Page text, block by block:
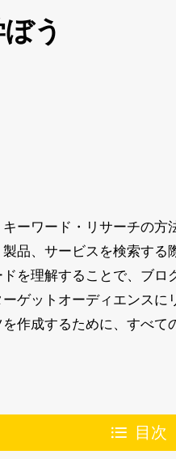
う
ーワード・リサーチの
品、サービスを検索す
を理解することで、ブ
ゲットオーディエンス
作成するために、すべ
目次